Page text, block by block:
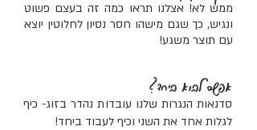
ממש לא! אצלנו תראו כמה זה בעצם פשוט
ונגיש, כך שגם מישהו חסר נסיון לחלוטין יוצא
עם תוצר משגע!
אפשר לבוא ביחד?
סדנאות הנגרות שלנו עובדות נהדר בזוג- כיף
לגלות אחד את השני וכיף לעבוד ביחד!